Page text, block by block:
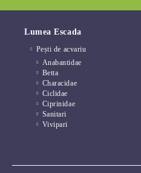
Lumea Escada
Pești de acvariu
Anabantidae
Betta
Characidae
Ciclidae
Ciprinidae
Sanitari
Vivipari